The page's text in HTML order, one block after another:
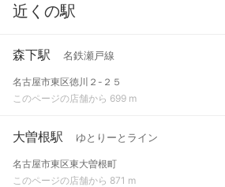
近くの駅
森下駅 名鉄瀬戸線
名古屋市東区徳川２-２５
このページの店舗から 699 m
大曽根駅 ゆとりーとライン
名古屋市東区東大曽根町
このページの店舗から 871 m